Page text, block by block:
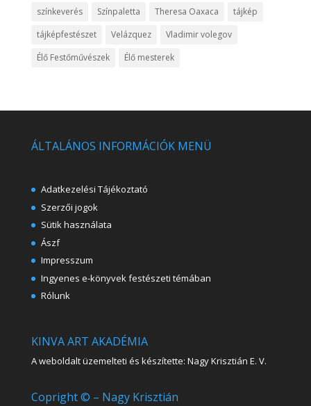
színkeverés
Színpaletta Theresa Oaxaca
tájkép
tájképfestészet
Velázquez
Vladimir volegov
Élő Festőművészek
Élő mesterek
ÁLTALÁNOS INFORMÁCIÓK MENÜ
Adatkezelési Tájékoztató
Szerzői jogok
Sütik használata
Ászf
Impresszum
Ingyenes e-könyvek festészeti témában
Rólunk
KINVA ART AKADÉMIA
A weboldalt üzemelteti és készítette: Nagy Krisztián E. V.
Copright © – Nagy Krisztián